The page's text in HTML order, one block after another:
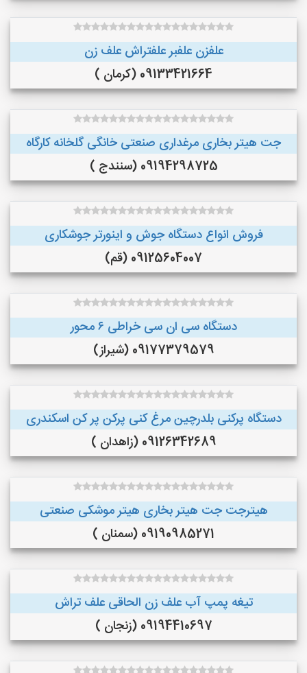
علفزن علفبر علفتراش علف زن
09133421664 (کرمان )
جت هیتر بخاری مرغداری صنعتی خانگی گلخانه کارگاه
09194298725 (سنندج )
فروش انواع دستگاه جوش و اینورتر جوشکاری
09125604007 (قم)
دستگاه سی ان سی خراطی ۶ محور
09177379579 (شیراز)
دستگاه پرکنی بلدرچین مرغ کنی پرکن پر کن اسکندری
09126342689 (زاهدان )
هیترجت جت هیتر بخاری هیتر موشکی صنعتی
09190985271 (سمنان )
تیغه پمپ آب علف زن الحاقی علف تراش
09194410697 (زنجان )